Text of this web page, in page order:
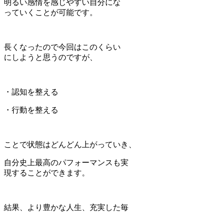
明るい感情を感じやすい自分にな
っていくことが可能です。
長くなったので今回はこのくらい
にしようと思うのですが、
・認知を整える
・行動を整える
ことで状態はどんどん上がっていき、
自分史上最高のパフォーマンスも実
現することができます。
結果、より豊かな人生、充実した毎